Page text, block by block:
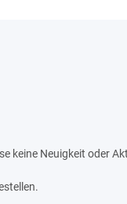
keine Neuigkeit oder